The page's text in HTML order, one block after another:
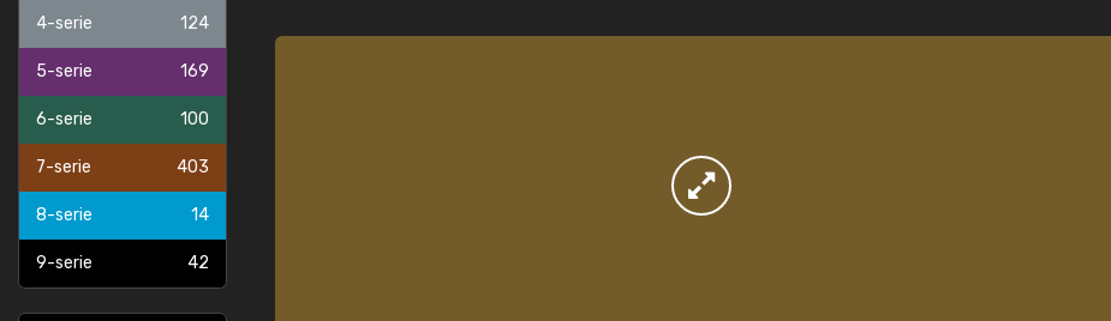
4-serie 124
5-serie 169
6-serie 100
7-serie 403
8-serie 14
9-serie 42